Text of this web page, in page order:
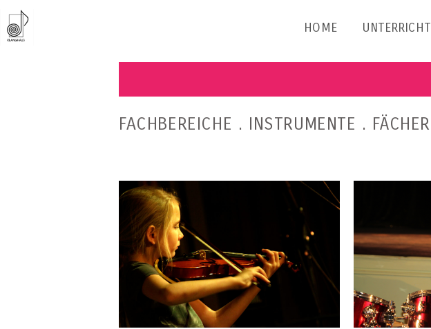
HOME UNTERRICHT
FACHBEREICHE . INSTRUMENTE . FÄCHER